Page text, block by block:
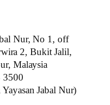
Nur, No 1, off
2, Bukit Jalil,
Malaysia
3500
Jabal Nur)